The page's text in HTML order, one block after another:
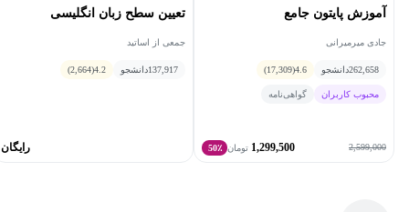
آموزش پایتون جامع
جادی میرمیرانی
262,658دانشجو 4.6
(17,309)
محبوب کاربران گواهی‌نامه
2,599,000
1,299,500 تومان 50٪
تعیین سطح زبان انگلیسی
جمعی از اساتید
137,917دانشجو 4.2
(2,664)
رایگان